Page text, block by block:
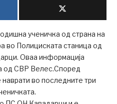
ученичка од страна на
во Полициската станица од
Оваа информација
од СВР Велес.Според
наврати во последните три